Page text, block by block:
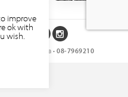
27, 171 63 Solna • 08-7969210
improve
ok with
wish.